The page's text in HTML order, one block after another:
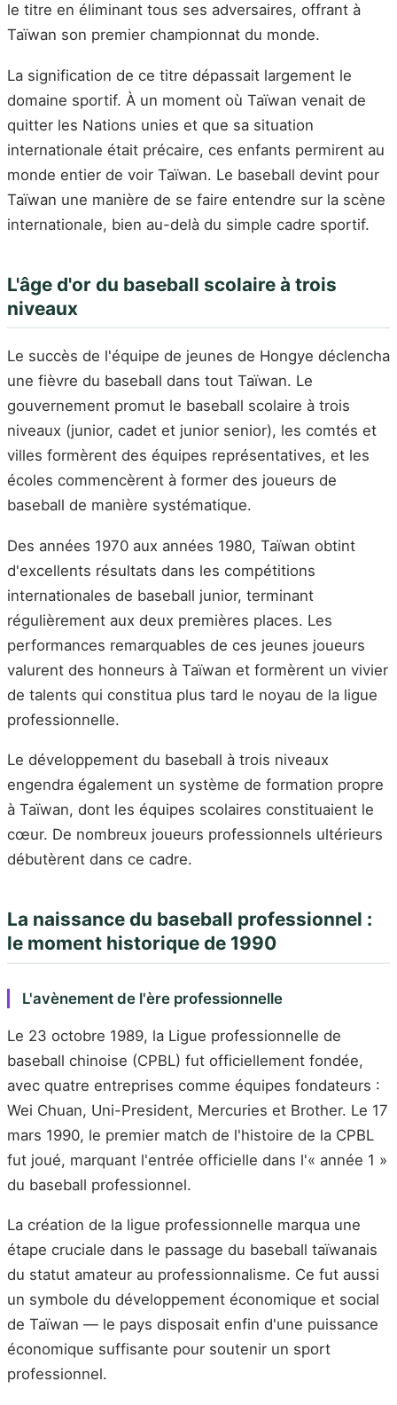
le titre en éliminant tous ses adversaires, offrant à
Taïwan son premier championnat du monde.
La signification de ce titre dépassait largement le
domaine sportif. À un moment où Taïwan venait de
quitter les Nations unies et que sa situation
internationale était précaire, ces enfants permirent au
monde entier de voir Taïwan. Le baseball devint pour
Taïwan une manière de se faire entendre sur la scène
internationale, bien au-delà du simple cadre sportif.
L'âge d'or du baseball scolaire à trois
niveaux
Le succès de l'équipe de jeunes de Hongye déclencha
une fièvre du baseball dans tout Taïwan. Le
gouvernement promut le baseball scolaire à trois
niveaux (junior, cadet et junior senior), les comtés et
villes formèrent des équipes représentatives, et les
écoles commencèrent à former des joueurs de
baseball de manière systématique.
Des années 1970 aux années 1980, Taïwan obtint
d'excellents résultats dans les compétitions
internationales de baseball junior, terminant
régulièrement aux deux premières places. Les
performances remarquables de ces jeunes joueurs
valurent des honneurs à Taïwan et formèrent un vivier
de talents qui constitua plus tard le noyau de la ligue
professionnelle.
Le développement du baseball à trois niveaux
engendra également un système de formation propre
à Taïwan, dont les équipes scolaires constituaient le
cœur. De nombreux joueurs professionnels ultérieurs
débutèrent dans ce cadre.
La naissance du baseball professionnel :
le moment historique de 1990
L'avènement de l'ère professionnelle
Le 23 octobre 1989, la Ligue professionnelle de
baseball chinoise (CPBL) fut officiellement fondée,
avec quatre entreprises comme équipes fondateurs :
Wei Chuan, Uni-President, Mercuries et Brother. Le 17
mars 1990, le premier match de l'histoire de la CPBL
fut joué, marquant l'entrée officielle dans l'« année 1 »
du baseball professionnel.
La création de la ligue professionnelle marqua une
étape cruciale dans le passage du baseball taïwanais
du statut amateur au professionnalisme. Ce fut aussi
un symbole du développement économique et social
de Taïwan — le pays disposait enfin d'une puissance
économique suffisante pour soutenir un sport
professionnel.